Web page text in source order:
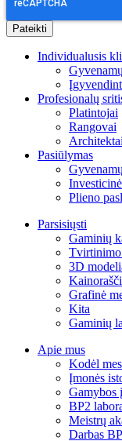
Individualusis
Profesionalų
Platintojai
Rangovai
Pasiūlymas
Plieno
Parsisiųsti
Gaminių
3D
Grafinė
Kita
Gaminių
Apie mus
Kodėl
Įmonės
Gamybos
BP2
Meistrų
Darbas